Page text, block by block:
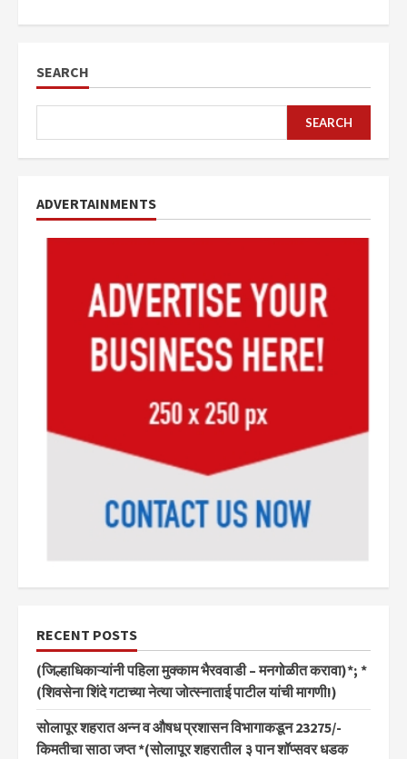
SEARCH
SEARCH
ADVERTAINMENTS
RECENT POSTS
(जिल्हाधिकाऱ्यांनी पहिला मुक्काम भैरववाडी – मनगोळीत करावा)*; *
(शिवसेना शिंदे गटाच्या नेत्या जोत्स्नाताई पाटील यांची मागणी!)
सोलापूर शहरात अन्न व औषध प्रशासन विभागाकडून 23275/-
किमतीचा साठा जप्त *(सोलापूर शहरातील ३ पान शॉप्सवर धडक